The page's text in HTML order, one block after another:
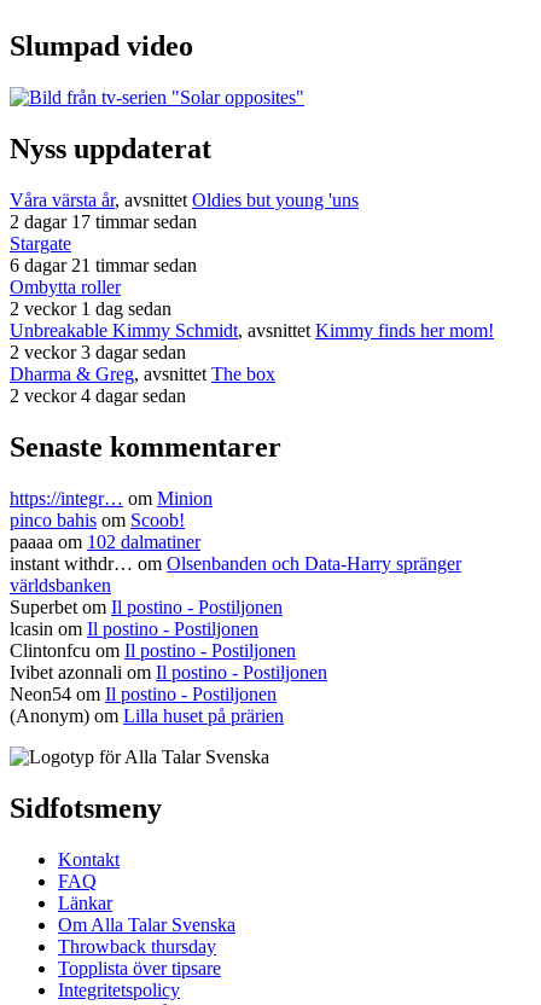
Slumpad video
Nyss uppdaterat
Våra värsta år, avsnittet Oldies but young 'uns
2 dagar 17 timmar sedan
Stargate
6 dagar 21 timmar sedan
Ombytta roller
2 veckor 1 dag sedan
Unbreakable Kimmy Schmidt, avsnittet Kimmy finds her mom!
2 veckor 3 dagar sedan
Dharma & Greg, avsnittet The box
2 veckor 4 dagar sedan
Senaste kommentarer
https://integr… om Minion
pinco bahis om Scoob!
paaaa om 102 dalmatiner
instant withdr… om Olsenbanden och Data-Harry spränger
världsbanken
Superbet om Il postino - Postiljonen
lcasin om Il postino - Postiljonen
Clintonfcu om Il postino - Postiljonen
Ivibet azonnali om Il postino - Postiljonen
Neon54 om Il postino - Postiljonen
(Anonym) om Lilla huset på prärien
Sidfotsmeny
Kontakt
FAQ
Länkar
Om Alla Talar Svenska
Throwback thursday
Topplista över tipsare
Integritetspolicy